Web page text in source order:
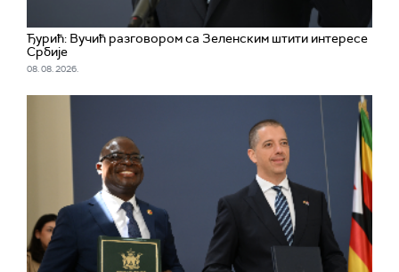
Ђурић: Вучић разговором са Зеленским штити интересе
Србије
08. 08. 2026.